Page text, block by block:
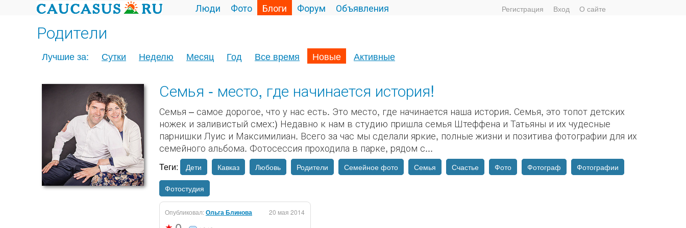
Люди Фото Блоги Форум Объявления Регистрация Вход О сайте
Родители
Лучшие за: Сутки Неделю Месяц Год Все время Новые Активные
Семья - место, где начинается история!
Семья – самое дорогое, что у нас есть. Это место, где начинается наша история. Семья, это топот детских
ножек и заливистый смех:) Недавно к нам в студию пришла семья Штеффена и Татьяны и их чудесные
парнишки Луис и Максимилиан. Всего за час мы сделали яркие, полные жизни и позитива фотографии для их
семейного альбома. Фотосессия проходила в парке, рядом с...
Теги: Дети Кавказ Любовь Родители Семейное фото Семья Счастье Фото Фотограф Фотографии
Фотостудия
Опубликовал:Ольга Блинова 20 мая 2014